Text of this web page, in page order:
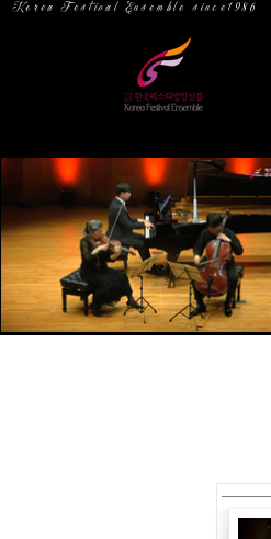
  Korea Festival Ensemble since1986